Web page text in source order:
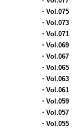
・Vol.075
・Vol.073
・Vol.071
・Vol.069
・Vol.067
・Vol.065
・Vol.063
・Vol.061
・Vol.059
・Vol.057
・Vol.055